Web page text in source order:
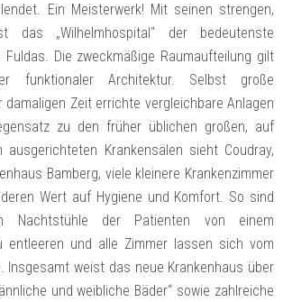
Ein Meisterwerk! Mit seinen strengen,
das „Wilhelmhospital“ der bedeutenste
Die zweckmäßige Raumaufteilung gilt
funktionaler Architektur. Selbst große
damaligen Zeit errichte vergleichbare Anlagen
zu den früher üblichen großen, auf
ausgerichteten Krankensälen sieht Coudray,
Bamberg, viele kleinere Krankenzimmer
Wert auf Hygiene und Komfort. So sind
Nachtstühle der Patienten von einem
entleeren und alle Zimmer lassen sich vom
Insgesamt weist das neue Krankenhaus über
und weibliche Bäder“ sowie zahlreiche